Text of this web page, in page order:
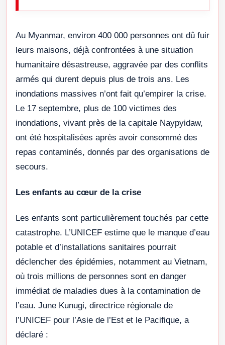
Au Myanmar, environ 400 000 personnes ont dû fuir
leurs maisons, déjà confrontées à une situation
humanitaire désastreuse, aggravée par des conflits
armés qui durent depuis plus de trois ans. Les
inondations massives n’ont fait qu’empirer la crise.
Le 17 septembre, plus de 100 victimes des
inondations, vivant près de la capitale Naypyidaw,
ont été hospitalisées après avoir consommé des
repas contaminés, donnés par des organisations de
secours.
Les enfants au cœur de la crise
Les enfants sont particulièrement touchés par cette
catastrophe. L’UNICEF estime que le manque d’eau
potable et d’installations sanitaires pourrait
déclencher des épidémies, notamment au Vietnam,
où trois millions de personnes sont en danger
immédiat de maladies dues à la contamination de
l’eau. June Kunugi, directrice régionale de
l’UNICEF pour l’Asie de l’Est et le Pacifique, a
déclaré :